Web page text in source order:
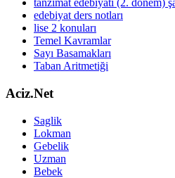
tanzimat edebiyatı (2. dönem)
edebiyat ders notları
lise 2 konuları
Temel Kavramlar
Sayı Basamakları
Taban Aritmetiği
Aciz.Net
Saglik
Lokman
Gebelik
Uzman
Bebek